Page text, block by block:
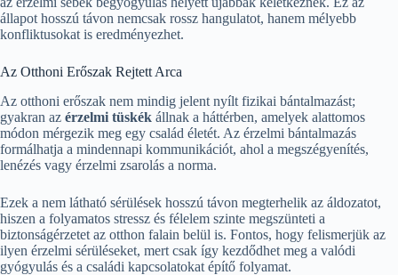
állapot hosszú távon nemcsak rossz hangulatot, hanem mélyebb
konfliktusokat is eredményezhet.
Az Otthoni Erőszak Rejtett Arca
Az otthoni erőszak nem mindig jelent nyílt fizikai bántalmazást;
gyakran az érzelmi tüskék állnak a háttérben, amelyek alattomos
módon mérgezik meg egy család életét. Az érzelmi bántalmazás
formálhatja a mindennapi kommunikációt, ahol a megszégyenítés,
lenézés vagy érzelmi zsarolás a norma.
Ezek a nem látható sérülések hosszú távon megterhelik az áldozatot,
hiszen a folyamatos stressz és félelem szinte megszünteti a
biztonságérzetet az otthon falain belül is. Fontos, hogy felismerjük az
ilyen érzelmi sérüléseket, mert csak így kezdődhet meg a valódi
gyógyulás és a családi kapcsolatokat építő folyamat.